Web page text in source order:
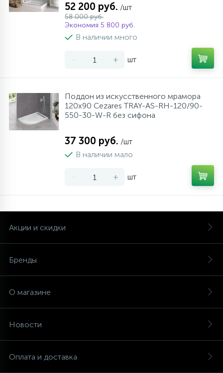
52 200 руб. /шт
58 000 руб.
Экономия 5 800 руб.
В наличии много
- + шт
Поддон из искусственного мрамора
120х90 Cezares TRAY-AS-RH-120/90-
550-30-W-R без сифона
37 300 руб. /шт
В наличии мало
- + шт
Акции и скидки
Бренды
О магазине
Новости
Оплата и доставка